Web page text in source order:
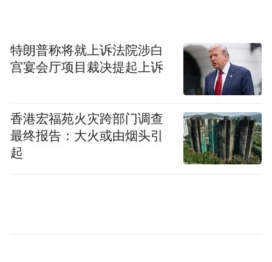
特朗普称将就上诉法院涉白
宫宴会厅项目裁决提起上诉
香港宏福苑火灾跨部门调查
最终报告：大火或由烟头引
起